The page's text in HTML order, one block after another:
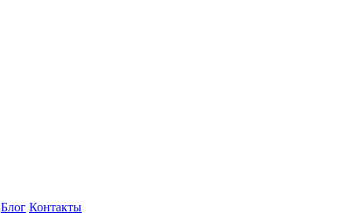
Блог Контакты